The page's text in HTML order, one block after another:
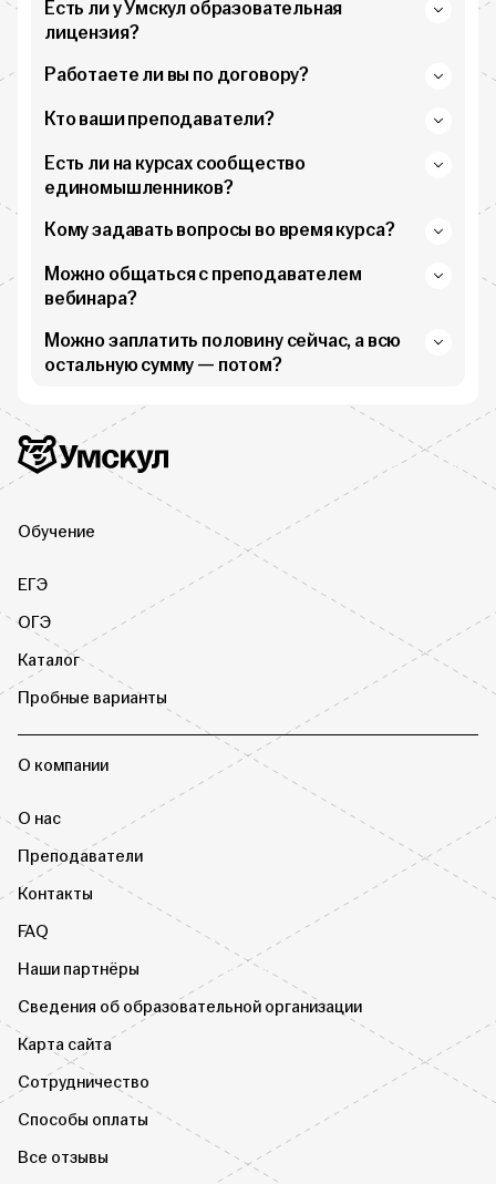
Есть ли у Умскул образовательная
лицензия?
Работаете ли вы по договору?
Кто ваши преподаватели?
Есть ли на курсах сообщество
единомышленников?
Кому задавать вопросы во время курса?
Можно общаться с преподавателем
вебинара?
Можно заплатить половину сейчас, а всю
остальную сумму — потом?
Дополнительная информация
Умскул
Обучение
ЕГЭ
ОГЭ
Каталог
Пробные варианты
О компании
О нас
Преподаватели
Контакты
FAQ
Наши партнёры
Сведения об образовательной организации
Карта сайта
Сотрудничество
Способы оплаты
Все отзывы